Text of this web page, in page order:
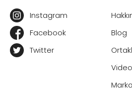
Instagram
Facebook
Twitter
Blog